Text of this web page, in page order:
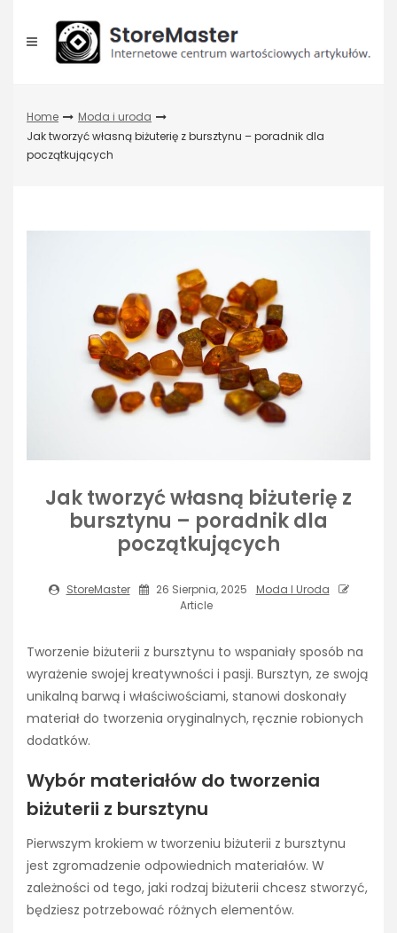
content
Home
Moda i uroda
Jak tworzyć własną biżuterię z bursztynu – poradnik dla
początkujących
Jak tworzyć własną biżuterię z
bursztynu – poradnik dla
początkujących
StoreMaster 26 Sierpnia, 2025
Moda I Uroda
Article
Tworzenie biżuterii z bursztynu to wspaniały sposób na
wyrażenie swojej kreatywności i pasji. Bursztyn, ze swoją
unikalną barwą i właściwościami, stanowi doskonały
materiał do tworzenia oryginalnych, ręcznie robionych
dodatków.
Wybór materiałów do tworzenia
biżuterii z bursztynu
Pierwszym krokiem w tworzeniu biżuterii z bursztynu
jest zgromadzenie odpowiednich materiałów. W
zależności od tego, jaki rodzaj biżuterii chcesz stworzyć,
będziesz potrzebować różnych elementów.